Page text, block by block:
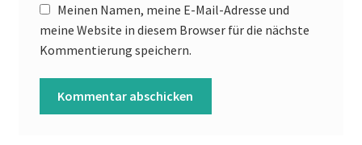
Meinen Namen, meine E-Mail-Adresse und
meine Website in diesem Browser für die nächste
Kommentierung speichern.